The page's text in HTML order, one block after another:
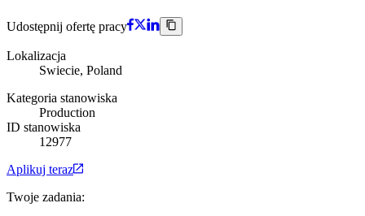
Udostępnij ofertę pracy
Lokalizacja
Swiecie, Poland
Kategoria stanowiska
Production
ID stanowiska
12977
Aplikuj teraz
Twoje zadania: